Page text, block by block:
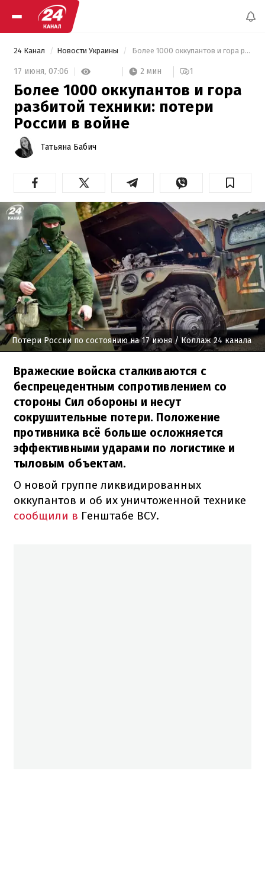
24 Канал Новости Украины Более 1000 оккупантов и гора разбитой техники: потери России в войне
17 июня, 07:06 2 мин 1
Более 1000 оккупантов и гора
разбитой техники: потери
России в войне
Татьяна Бабич
Потери России по состоянию на 17 июня/ Коллаж 24 канала
Вражеские войска сталкиваются с
беспрецедентным сопротивлением со
стороны Сил обороны и несут
сокрушительные потери. Положение
противника всё больше осложняется
эффективными ударами по логистике и
тыловым объектам.
О новой группе ликвидированных
оккупантов и об их уничтоженной технике
сообщили в Генштабе ВСУ.